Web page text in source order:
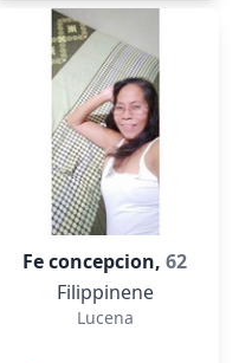
Fe concepcion,62
Filippinene
Lucena